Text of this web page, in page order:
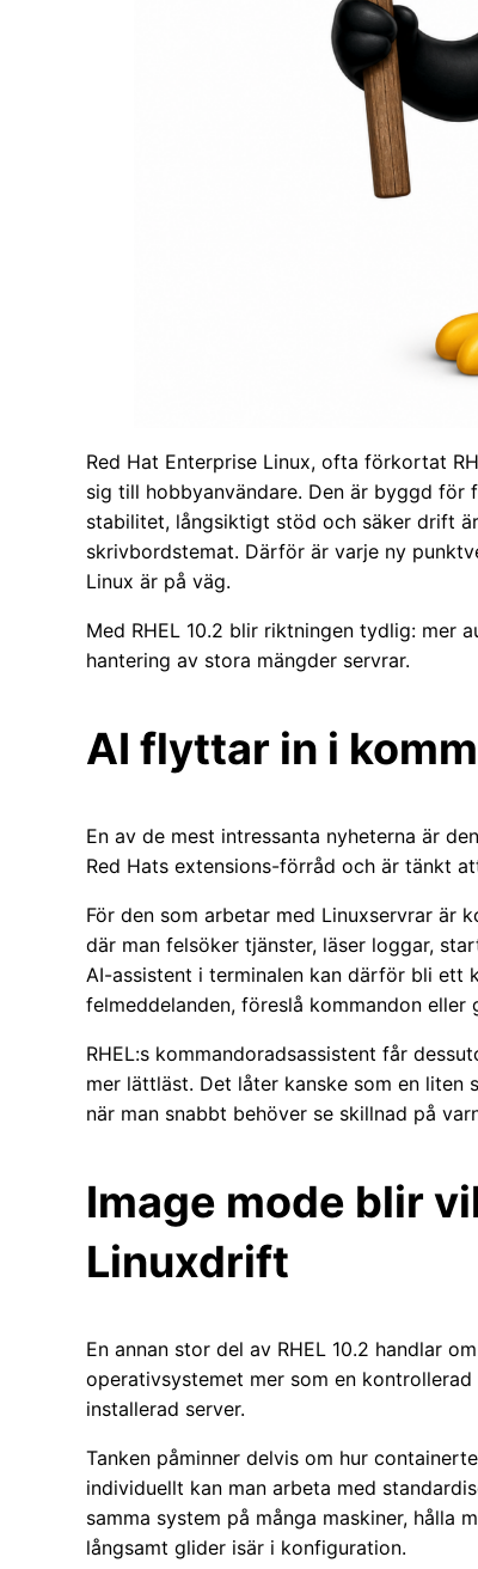
Red Hat Enterprise Linux, ofta förkortat
sig till hobbyanvändare. Den är byggd för
stabilitet, långsiktigt stöd och säker drift
skrivbordstemat. Därför är varje ny
Linux är på väg.
Med RHEL 10.2 blir riktningen tydlig: mer
hantering av stora mängder servrar.
AI flyttar in i
En av de mest intressanta nyheterna är
Red Hats extensions-förråd och är tänkt
För den som arbetar med Linuxservrar är
där man felsöker tjänster, läser loggar,
AI-assistent i terminalen kan därför bli
felmeddelanden, föreslå kommandon
RHEL:s kommandoradsassistent får
mer lättläst. Det låter kanske som en liten
när man snabbt behöver se skillnad på
Image mode blir
Linuxdrift
En annan stor del av RHEL 10.2 handlar
operativsystemet mer som en
installerad server.
Tanken påminner delvis om hur
individuellt kan man arbeta med
samma system på många maskiner, hålla
långsamt glider isär i konfiguration.